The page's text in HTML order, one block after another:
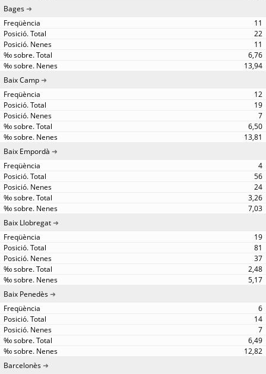
Bages
11
22
11
6,76
13,94
Baix Camp
12
19
7
6,50
13,81
Baix Empordà
4
56
24
3,26
7,03
Baix Llobregat
19
81
37
2,48
5,17
Baix Penedès
6
14
7
6,49
12,82
Barcelonès